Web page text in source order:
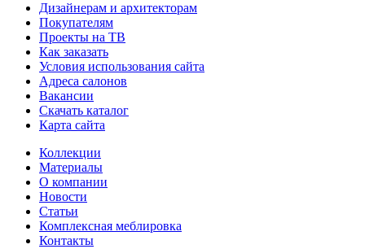
Дизайнерам и архитекторам
Покупателям
Проекты на ТВ
Как заказать
Условия использования сайта
Адреса салонов
Вакансии
Скачать каталог
Карта сайта
Коллекции
Материалы
О компании
Новости
Статьи
Комплексная меблировка
Контакты